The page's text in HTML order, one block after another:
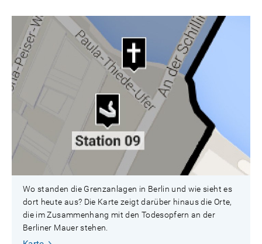
Wo standen die Grenzanlagen in Berlin und wie sieht es
dort heute aus? Die Karte zeigt darüber hinaus die Orte,
die im Zusammenhang mit den Todesopfern an der
Berliner Mauer stehen.